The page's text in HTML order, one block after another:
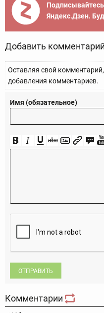
Яндекс.Дзен.
Добавить комментарий
Оставляя свой
добавления комментариев.
Имя (обязательное)
ОТПРАВИТЬ
Комментарии